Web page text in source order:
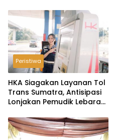
Peristiwa
HKA Siagakan Layanan Tol
Trans Sumatra, Antisipasi
Lonjakan Pemudik Lebaran